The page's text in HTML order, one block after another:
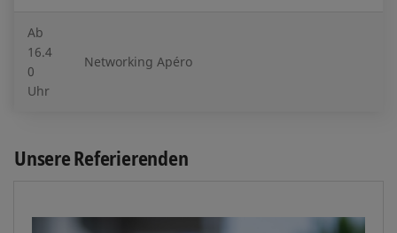
Ab
16.4
0
Uhr
Networking Apéro
Unsere Referierenden